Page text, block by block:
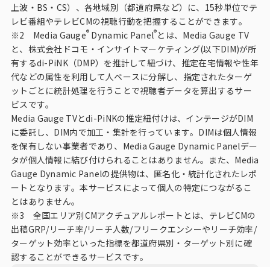
上波・BS・CS）、各地域別（都道府県など）に、15秒単位でテ
レビ番組やテレビCMの視聴行動を把握することができます。
※2 Media Gauge® Dynamic Panel®とは、Media Gauge TV
と、株式会社ドコモ・インサイトマーケティング(以下DIM)が所
有するdi-PiNK（DMP）を推計して紐づけ、推定在宅情報や性年
代などの属性を利用して人ベースに分解し、指定されたターゲ
ットごとに統計処理を行うことで視聴者データを算出するサー
ビスです。
Media Gauge TVとdi-PiNKの推定紐付けは、インテージがDIM
に委託し、DIM内で加工・集計を行っています。DIMは個人情報
を保有しない事業者であり、Media Gauge Dynamic Panelデー
タが個人情報に結び付けられることはありません。また、Media
Gauge Dynamic Panelの提供物は、匿名化・統計化されたレポ
ートとなります。本サービスによって個人の特定につながるこ
とはありません。
※3 全国エリア別CMアクチュアルレポートとは、テレビCMの
出稿GRP/リーチ率/リーチ人数/フリークエンシーやリーチ効率/
ターゲット効率といった指標を都道府県別・ターゲット別に確
認することができるサービスです。